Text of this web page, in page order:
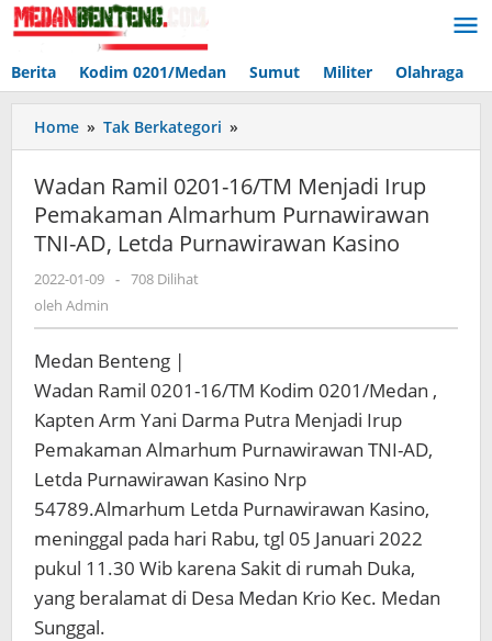
Lewati
ke
Berita Kodim 0201/Medan Sumut Militer Olahraga
Home » Tak Berkategori »
Ramil
16/TM
Menjadi
Irup
TNI-
Letda
Purnawirawan
Kasino
Wadan Ramil 0201-16/TM Menjadi Irup
Pemakaman Almarhum Purnawirawan
TNI-AD, Letda Purnawirawan Kasino
2022-01-09 oleh
- 708 Dilihat
oleh Admin
Medan Benteng |
Wadan Ramil 0201-16/TM Kodim 0201/Medan ,
Kapten Arm Yani Darma Putra Menjadi Irup
Pemakaman Almarhum Purnawirawan TNI-AD,
Letda Purnawirawan Kasino Nrp
54789.Almarhum Letda Purnawirawan Kasino,
meninggal pada hari Rabu, tgl 05 Januari 2022
pukul 11.30 Wib karena Sakit di rumah Duka,
yang beralamat di Desa Medan Krio Kec. Medan
Sunggal.